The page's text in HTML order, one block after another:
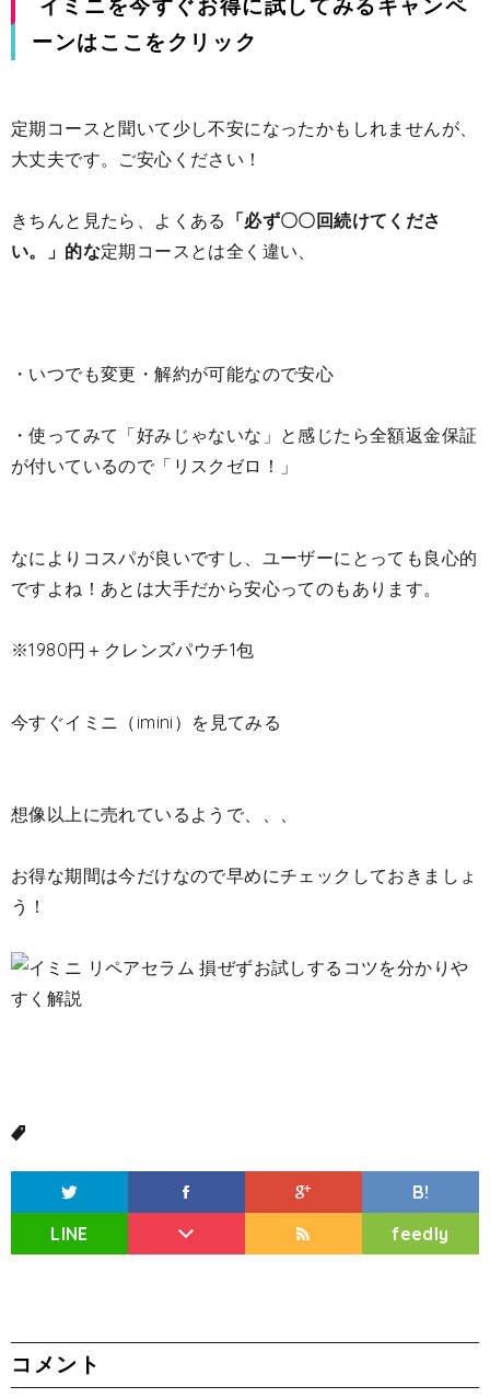
ーンはここをクリック
定期コースと聞いて少し不安になったかもしれませんが、
大丈夫です。ご安心ください！
きちんと見たら、よくある 「必ず〇〇回続けてくださ
い。」的な定期コースとは全く違い、
・いつでも変更・解約が可能なので安心
・使ってみて「好みじゃないな」と感じたら全額返金保証
が付いているので「リスクゼロ！」
なによりコスパが良いですし、ユーザーにとっても良心的
ですよね！あとは大手だから安心ってのもあります。
※1980円＋クレンズパウチ1包
今すぐイミニ（imini）を見てみる
想像以上に売れているようで、、、
お得な期間は今だけなので早めにチェックしておきましょ
う！
B!
LINE
feedly
コメント